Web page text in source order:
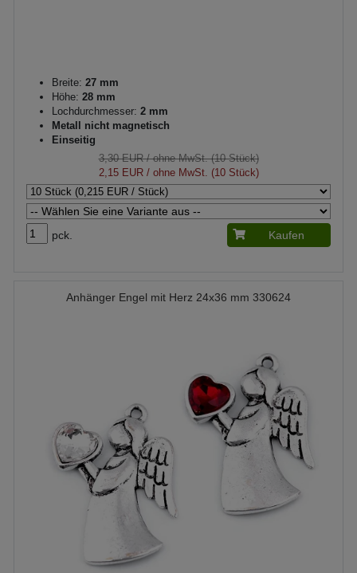
Breite: 27 mm
Höhe: 28 mm
Lochdurchmesser: 2 mm
Metall nicht magnetisch
Einseitig
3,30 EUR/ ohne MwSt. (10 Stück)
2,15 EUR/ ohne MwSt. (10 Stück)
pck. Kaufen
Anhänger Engel mit Herz 24x36 mm 330624